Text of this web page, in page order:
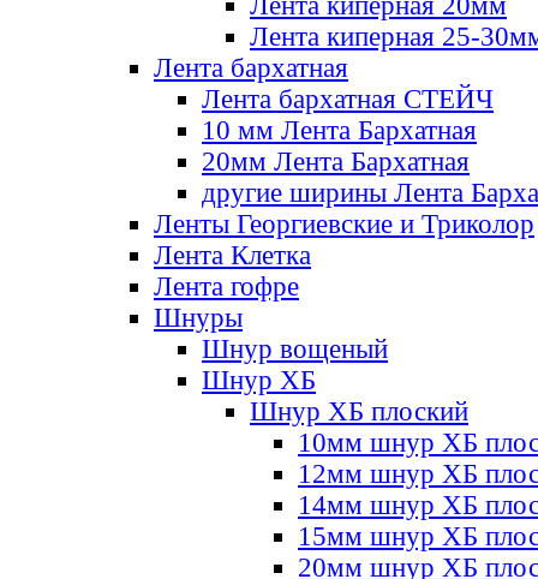
Лента киперная 25-
Лента бархатная
Лента бархатная СТЕЙЧ
10 мм Лента Бархатная
20мм Лента Бархатная
другие ширины Лента
Ленты Георгиевские и Триколор
Лента Клетка
Лента гофре
Шнуры
Шнур вощеный
Шнур ХБ
Шнур ХБ плоский
10мм шнур ХБ
12мм шнур ХБ
14мм шнур ХБ
15мм шнур ХБ
20мм шнур ХБ